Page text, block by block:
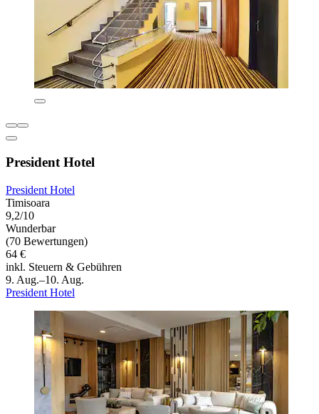
President Hotel
President Hotel
Timisoara
9,2/10
Wunderbar
(70 Bewertungen)
64 €
inkl. Steuern & Gebühren
9. Aug.–10. Aug.
President Hotel